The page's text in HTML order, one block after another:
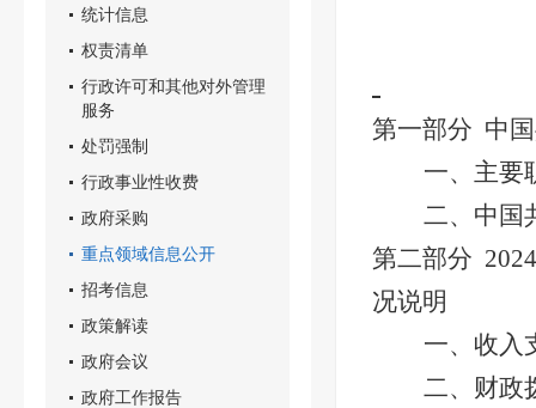
统计信息
权责清单
行政许可和其他对外管理
服务
处罚强制
行政事业性收费
政府采购
重点领域信息公开
招考信息
政策解读
政府会议
政府工作报告
第一部分 中
一、 主要
二、 中国
第二部分 2024
况说明
一、收入
二、财政